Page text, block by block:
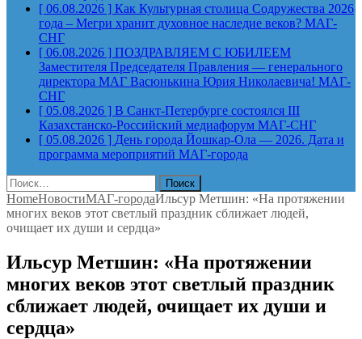
[ 06.08.2026 ] Как Культурная столица Содружества 2026
года – Мегри хранит духовное наследие веков? МАГ-
СНГ
[ 06.08.2026 ] ПОЗДРАВЛЯЕМ С ЮБИЛЕЕМ
Заместителя Председателя Правления — генерального
директора МАГ Васюнькина Юрия Николаевича! МАГ-
СНГ
[ 05.08.2026 ] В Санкт-Петербурге состоялся III
Казахстанско-Российский медиафорум МАГ-СНГ
[ 05.08.2026 ] День города Йошкар-Ола — 2026. Дата и
программа мероприятий МАГ-города
Найти:
HomeНовостиМАГ-городаИльсур Метшин: «На протяжении
многих веков этот светлый праздник сближает людей,
очищает их души и сердца»
Ильсур Метшин: «На протяжении
многих веков этот светлый праздник
сближает людей, очищает их души и
сердца»